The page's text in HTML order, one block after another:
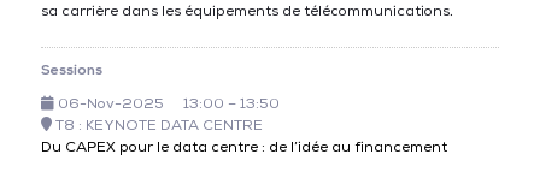
sa carrière dans les équipements de télécommunications.
Sessions
06-Nov-2025
13:00 – 13:50
T8 : KEYNOTE DATA CENTRE
Du CAPEX pour le data centre : de l’idée au financement